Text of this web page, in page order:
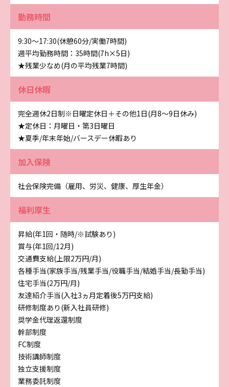
勤務時間
9:30～17:30(休憩60分/実働7時間)
週平均勤務時間：35時間(7h×5日)
★残業少なめ(月の平均残業7時間)
休日休暇
完全週休2日制※日曜定休日＋その他1日(月8～9日休み)
★定休日：月曜日・第3日曜日
★夏季/年末年始/バースデー休暇あり
加入保険
社会保険完備（雇用、労災、健康、厚生年金）
福利厚生
昇給(年1回・随時/※試験あり)
賞与(年1回/12月)
交通費支給(上限2万円/月)
各種手当(家族手当/残業手当/役職手当/結婚手当/長勤手当)
住宅手当(2万円/月)
友達紹介手当(入社3ヵ月定着後5万円支給)
研修制度あり(新入社員研修)
奨学金代理返還制度
幹部制度
FC制度
技術講師制度
独立支援制度
業務委託制度